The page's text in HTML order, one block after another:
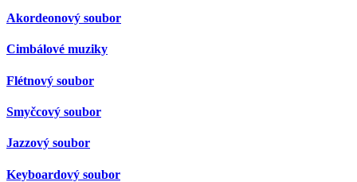
Akordeonový soubor
Cimbálové muziky
Flétnový soubor
Smyčcový soubor
Jazzový soubor
Keyboardový soubor